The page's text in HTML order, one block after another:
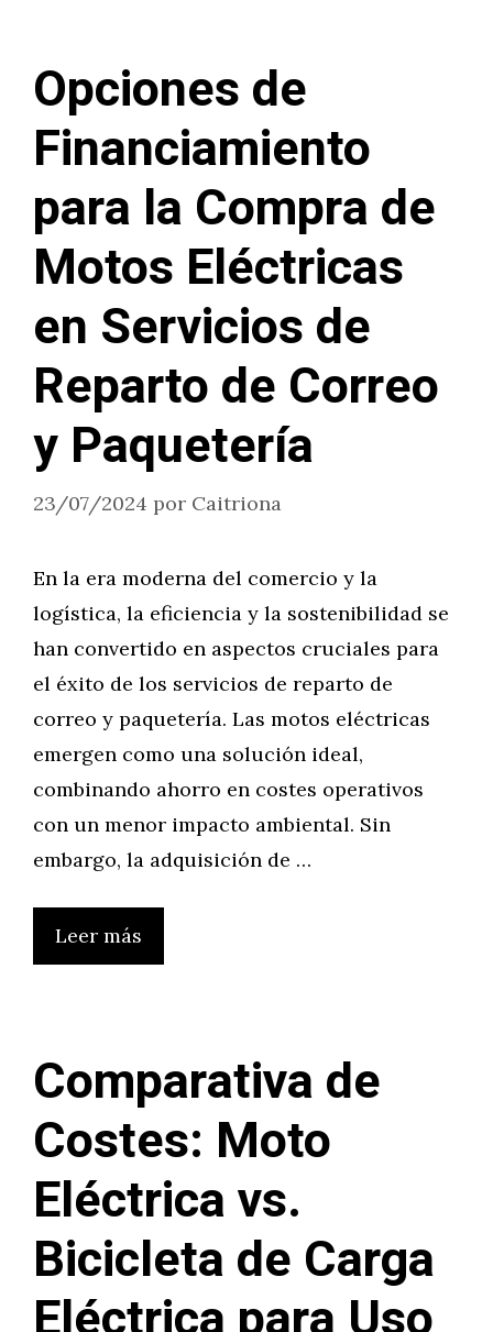
Opciones de
Financiamiento
para la Compra de
Motos Eléctricas
en Servicios de
Reparto de Correo
y Paquetería
23/07/2024 por Caitriona
En la era moderna del comercio y la
logística, la eficiencia y la sostenibilidad se
han convertido en aspectos cruciales para
el éxito de los servicios de reparto de
correo y paquetería. Las motos eléctricas
emergen como una solución ideal,
combinando ahorro en costes operativos
con un menor impacto ambiental. Sin
embargo, la adquisición de …
Leer más
Comparativa de
Costes: Moto
Eléctrica vs.
Bicicleta de Carga